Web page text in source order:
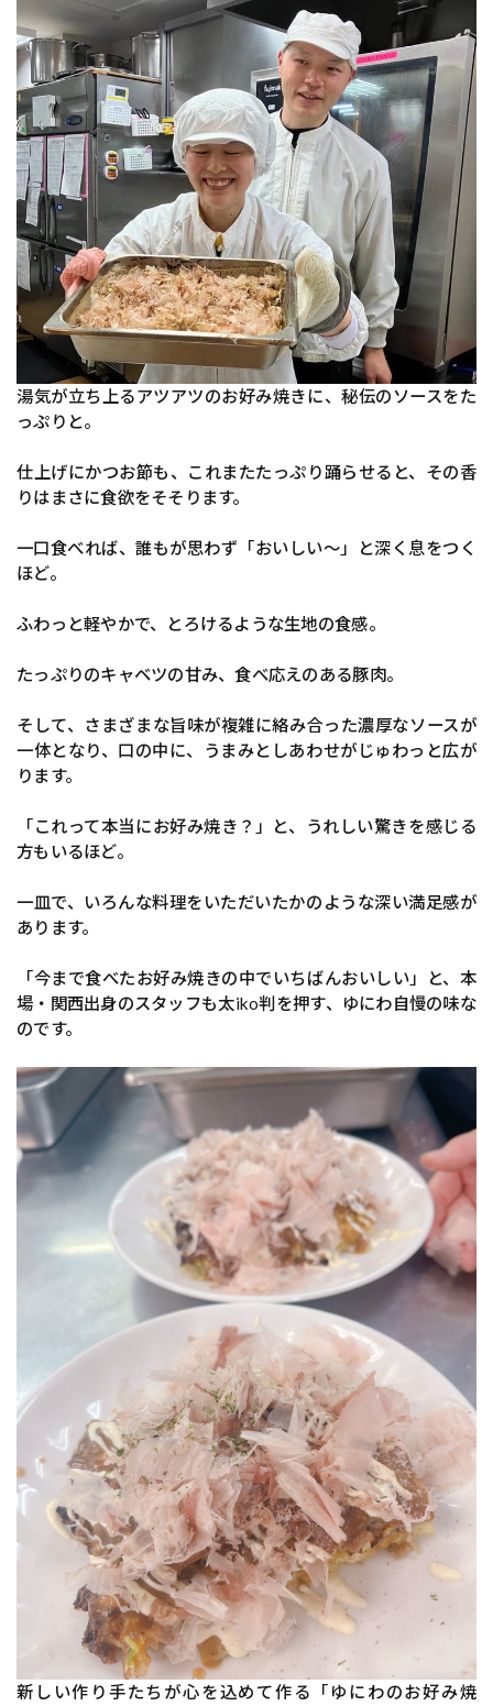
湯気が立ち上るアツアツのお好み焼きに、秘伝のソースをた
っぷりと。
仕上げにかつお節も、これまたたっぷり踊らせると、その香
りはまさに食欲をそそります。
一口食べれば、誰もが思わず「おいしい〜」と深く息をつく
ほど。
ふわっと軽やかで、とろけるような生地の食感。
たっぷりのキャベツの甘み、食べ応えのある豚肉。
そして、さまざまな旨味が複雑に絡み合った濃厚なソースが
一体となり、口の中に、うまみとしあわせがじゅわっと広が
ります。
「これって本当にお好み焼き？」と、うれしい驚きを感じる
方もいるほど。
一皿で、いろんな料理をいただいたかのような深い満足感が
あります。
「今まで食べたお好み焼きの中でいちばんおいしい」と、本
場・関西出身のスタッフも太iko判を押す、ゆにわ自慢の味な
のです。
新しい作り手たちが心を込めて作る「ゆにわのお好み焼